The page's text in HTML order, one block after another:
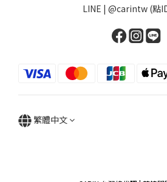
LINE | @carintw (點
繁體中文